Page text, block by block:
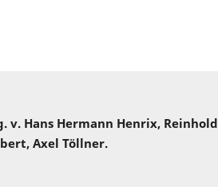
v. Hans Hermann Henrix, Reinhold
Axel Töllner.